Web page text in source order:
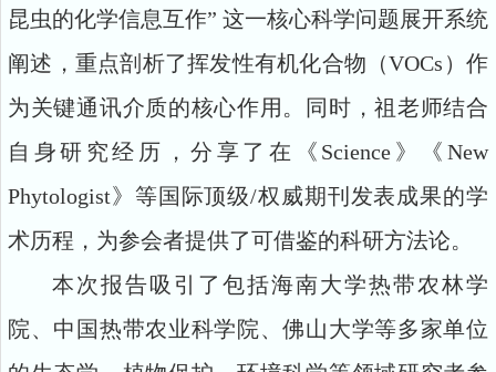
昆虫的化学信息互作” 这一核心科学问题展开系统
阐述，重点剖析了挥发性有机化合物（VOCs）作
为关键通讯介质的核心作用。同时，祖老师结合
自身研究经历，分享了在《Science》《New
Phytologist》等国际顶级/权威期刊发表成果的学
术历程，为参会者提供了可借鉴的科研方法论。
本次报告吸引了包括海南大学热带农林学
院、中国热带农业科学院、佛山大学等多家单位